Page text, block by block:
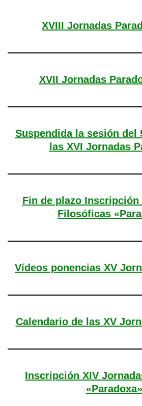
XVIII Jornadas
XVII Jornadas
Suspendida la sesión del
las XVI Jornadas
Fin de plazo Inscripción
Filosóficas
Vídeos ponencias XV
Calendario de las XV
Inscripción XIV
«Paradoxa»